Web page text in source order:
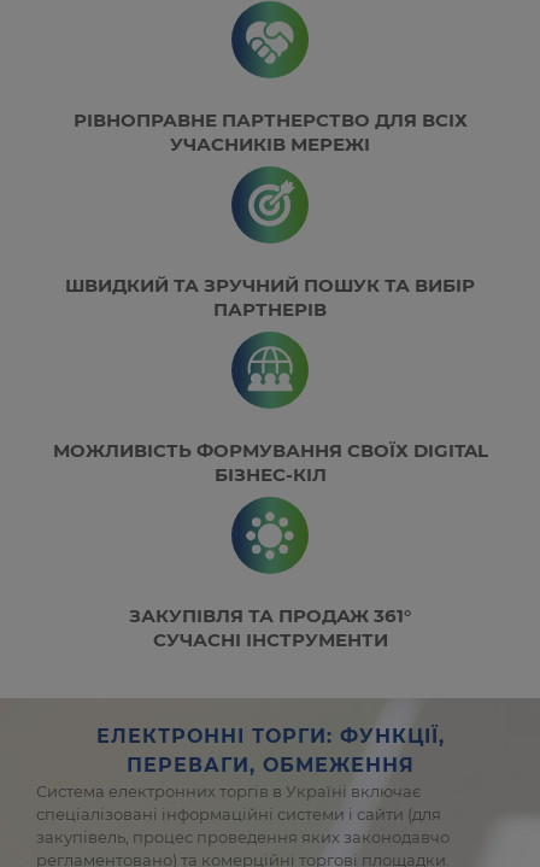
РІВНОПРАВНЕ ПАРТНЕРСТВО ДЛЯ ВСІХ
УЧАСНИКІВ МЕРЕЖІ
ШВИДКИЙ ТА ЗРУЧНИЙ ПОШУК ТА ВИБІР
ПАРТНЕРІВ
МОЖЛИВІСТЬ ФОРМУВАННЯ СВОЇХ DIGITAL
БІЗНЕС-КІЛ
ЗАКУПІВЛЯ ТА ПРОДАЖ 361°
СУЧАСНІ ІНСТРУМЕНТИ
ЕЛЕКТРОННІ ТОРГИ: ФУНКЦІЇ,
ПЕРЕВАГИ, ОБМЕЖЕННЯ
Система електронних торгів в Україні включає
спеціалізовані інформаційні системи і сайти (для
закупівель, процес проведення яких законодавчо
регламентовано) та комерційні торгові площадки.